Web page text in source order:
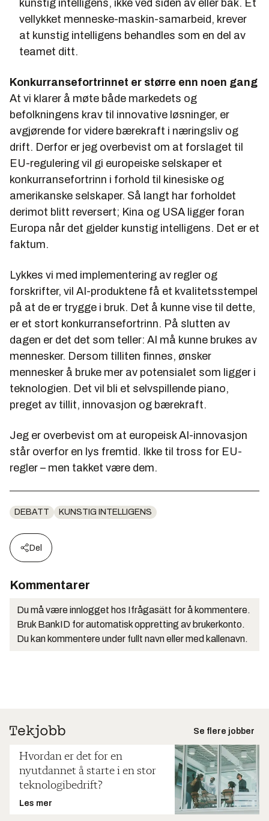
kunstig intelligens, ikke ved siden av eller bak. Et
vellykket menneske-maskin-samarbeid, krever
at kunstig intelligens behandles som en del av
teamet ditt.
Konkurransefortrinnet er større enn noen gang
At vi klarer å møte både markedets og
befolkningens krav til innovative løsninger, er
avgjørende for videre bærekraft i næringsliv og
drift. Derfor er jeg overbevist om at forslaget til
EU-regulering vil gi europeiske selskaper et
konkurransefortrinn i forhold til kinesiske og
amerikanske selskaper. Så langt har forholdet
derimot blitt reversert; Kina og USA ligger foran
Europa når det gjelder kunstig intelligens. Det er et
faktum.
Lykkes vi med implementering av regler og
forskrifter, vil AI-produktene få et kvalitetsstempel
på at de er trygge i bruk. Det å kunne vise til dette,
er et stort konkurransefortrinn. På slutten av
dagen er det det som teller: AI må kunne brukes av
mennesker. Dersom tilliten finnes, ønsker
mennesker å bruke mer av potensialet som ligger i
teknologien. Det vil bli et selvspillende piano,
preget av tillit, innovasjon og bærekraft.
Jeg er overbevist om at europeisk AI-innovasjon
står overfor en lys fremtid. Ikke til tross for EU-
regler – men takket være dem.
DEBATT KUNSTIG INTELLIGENS
Del
Kommentarer
Du må være innlogget hos Ifrågasätt for å kommentere.
Bruk BankID for automatisk oppretting av brukerkonto.
Du kan kommentere under fullt navn eller med kallenavn.
Se flere jobber
Hvordan er det for en
nyutdannet å starte i en stor
teknologibedrift?
Les mer